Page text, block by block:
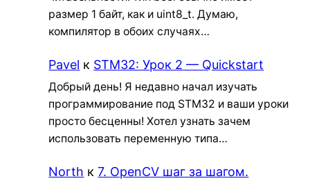
размер 1 байт, как и uint8_t. Думаю,
компилятор в обоих случаях…
Pavel к STM32: Урок 2 — Quickstart
Добрый день! Я недавно начал изучать
программирование под STM32 и ваши уроки
просто бесценны! Хотел узнать зачем
использовать переменную типа…
North к7. OpenCV шаг за шагом.